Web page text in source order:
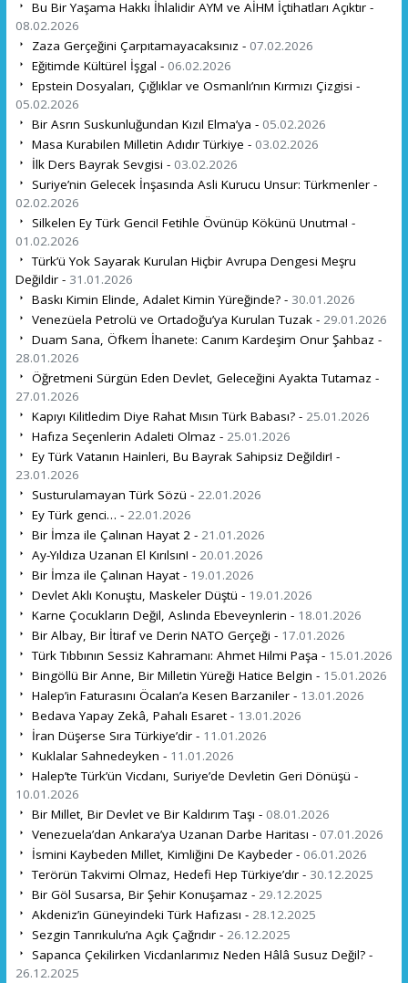
Bu Bir Yaşama Hakkı İhlalidir AYM ve AİHM İçtihatları Açıktır -
08.02.2026
Zaza Gerçeğini Çarpıtamayacaksınız - 07.02.2026
Eğitimde Kültürel İşgal - 06.02.2026
Epstein Dosyaları, Çığlıklar ve Osmanlı’nın Kırmızı Çizgisi -
05.02.2026
Bir Asrın Suskunluğundan Kızıl Elma’ya - 05.02.2026
Masa Kurabilen Milletin Adıdır Türkiye - 03.02.2026
İlk Ders Bayrak Sevgisi - 03.02.2026
Suriye’nin Gelecek İnşasında Asli Kurucu Unsur: Türkmenler -
02.02.2026
Silkelen Ey Türk Genci! Fetihle Övünüp Kökünü Unutma! -
01.02.2026
Türk’ü Yok Sayarak Kurulan Hiçbir Avrupa Dengesi Meşru
Değildir - 31.01.2026
Baskı Kimin Elinde, Adalet Kimin Yüreğinde? - 30.01.2026
Venezüela Petrolü ve Ortadoğu’ya Kurulan Tuzak - 29.01.2026
Duam Sana, Öfkem İhanete: Canım Kardeşim Onur Şahbaz -
28.01.2026
Öğretmeni Sürgün Eden Devlet, Geleceğini Ayakta Tutamaz -
27.01.2026
Kapıyı Kilitledim Diye Rahat Mısın Türk Babası? - 25.01.2026
Hafıza Seçenlerin Adaleti Olmaz - 25.01.2026
Ey Türk Vatanın Hainleri, Bu Bayrak Sahipsiz Değildir! -
23.01.2026
Susturulamayan Türk Sözü - 22.01.2026
Ey Türk genci… - 22.01.2026
Bir İmza ile Çalınan Hayat 2 - 21.01.2026
Ay-Yıldıza Uzanan El Kırılsın! - 20.01.2026
Bir İmza ile Çalınan Hayat - 19.01.2026
Devlet Aklı Konuştu, Maskeler Düştü - 19.01.2026
Karne Çocukların Değil, Aslında Ebeveynlerin - 18.01.2026
Bir Albay, Bir İtiraf ve Derin NATO Gerçeği - 17.01.2026
Türk Tıbbının Sessiz Kahramanı: Ahmet Hilmi Paşa - 15.01.2026
Bingöllü Bir Anne, Bir Milletin Yüreği Hatice Belgin - 15.01.2026
Halep’in Faturasını Öcalan’a Kesen Barzaniler - 13.01.2026
Bedava Yapay Zekâ, Pahalı Esaret - 13.01.2026
İran Düşerse Sıra Türkiye’dir - 11.01.2026
Kuklalar Sahnedeyken - 11.01.2026
Halep’te Türk’ün Vicdanı, Suriye’de Devletin Geri Dönüşü -
10.01.2026
Bir Millet, Bir Devlet ve Bir Kaldırım Taşı - 08.01.2026
Venezuela’dan Ankara’ya Uzanan Darbe Haritası - 07.01.2026
İsmini Kaybeden Millet, Kimliğini De Kaybeder - 06.01.2026
Terörün Takvimi Olmaz, Hedefi Hep Türkiye’dır - 30.12.2025
Bir Göl Susarsa, Bir Şehir Konuşamaz - 29.12.2025
Akdeniz’in Güneyindeki Türk Hafızası - 28.12.2025
Sezgin Tanrıkulu’na Açık Çağrıdır - 26.12.2025
Sapanca Çekilirken Vicdanlarımız Neden Hâlâ Susuz Değil? -
26.12.2025